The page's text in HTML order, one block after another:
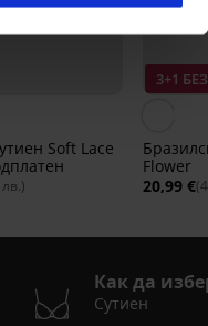
Soft Lace
3+1
Flower
20,99 €
Как да
Сутиен